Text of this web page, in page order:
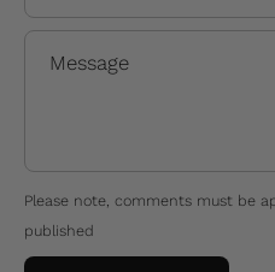
Please note, comments must be
published